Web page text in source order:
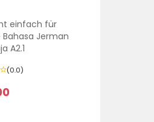
einfach für
Jerman
A2.1
(0.0)